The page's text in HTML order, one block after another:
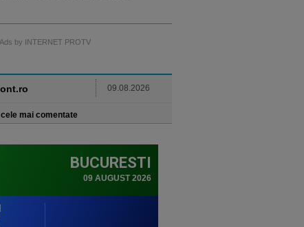
Ads by INTERNET PROTV
09.08.2026
cele mai comentate